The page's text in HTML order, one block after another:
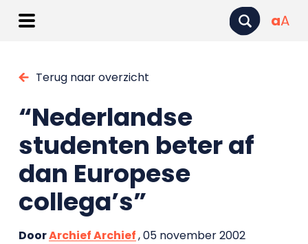
aA
Terug naar overzicht
“Nederlandse
studenten beter af
dan Europese
collega’s”
DoorArchief Archief, 05 november 2002